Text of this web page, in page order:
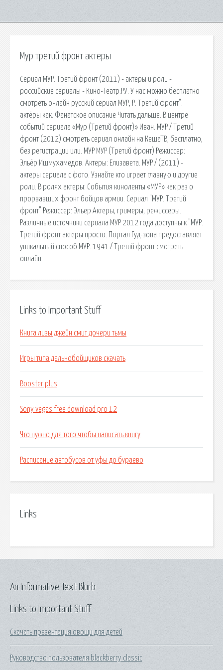
Мур третий фронт актеры
Сериал МУР. Третий фронт (2011) - актеры и роли -
российские сериалы - Кино-Театр.РУ. У нас можно бесплатно
смотреть онлайн русский сериал МУР, Р. Третий фронт".
актёры как. Фанатское описание Читать дальше. В центре
событий сериала «Мур (Третий фронт)» Иван. МУР / Третий
фронт (2012) смотреть сериал онлайн на КешаТВ, бесплатно,
без регистрации или. МУР МУР (Третий фронт) Режиссер:
Эльёр Ишмухамедов. Актеры: Елизавета. МУР / (2011) -
актеры сериала с фото. Узнайте кто играет главную и другие
роли. В ролях актеры: События киноленты «МУР» как раз о
прорвавших фронт бойцов армии. Сериал "МУР. Третий
фронт" Режиссер: Эльер Актеры, гримеры, режиссеры.
Различные источники сериала МУР 2012 года доступны к "МУР.
Третий фронт актеры просто. Портал Гуд-зона предоставляет
уникальный способ МУР. 1941 / Третий фронт смотреть
онлайн.
Links to Important Stuff
Книга лизы джейн смит дочери тьмы
Игры типа дальнобойщиков скачать
Booster plus
Sony vegas free download pro 12
Что нужно для того чтобы написать книгу
Расписание автобусов от уфы до бураево
Links
Links to Important Stuff
Скачать презентация овощи для детей
Руководство пользователя blackberry classic
An Informative Text Blurb